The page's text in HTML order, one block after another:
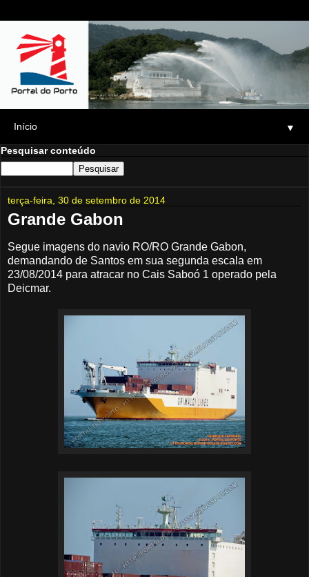
▼
Pesquisar conteúdo
terça-feira, 30 de setembro de 2014
Grande Gabon
Segue imagens do navio RO/RO Grande Gabon,
demandando de Santos em sua segunda escala em
23/08/2014 para atracar no Cais Saboó 1 operado pela
Deicmar.